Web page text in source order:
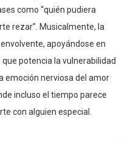
como “quién pudiera
rezar”. Musicalmente, la
apoyándose en
potencia la vulnerabilidad
emoción nerviosa del amor
incluso el tiempo parece
con alguien especial.